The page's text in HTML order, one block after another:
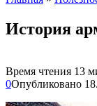
История
Время чтения 13
0Опубликовано